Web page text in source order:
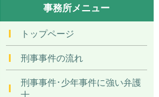
事務所メニュー
トップページ
刑事事件の流れ
刑事事件･少年事件に強い弁護
士